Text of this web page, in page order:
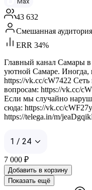
43 632
Смешанная аудитория
ERR 34%
Главный канал Самары
уютной Самаре. Иногда,
https://vk.cc/cW7422
вопросам: https://vk.cc/
Если мы случайно
сюда: https://vk.cc/
https://telega.in/m/
1 / 24
7 000 ₽
Добавить в корзину
Показать ещё